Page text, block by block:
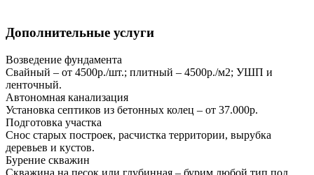
Дополнительные услуги
Возведение фундамента
Свайный – от 4500р./шт.; плитный – 4500р./м2; УШП и
ленточный.
Автономная канализация
Установка септиков из бетонных колец – от 37.000р.
Подготовка участка
Снос старых построек, расчистка территории, вырубка
деревьев и кустов.
Бурение скважин
Скважина на песок или глубинная – бурим любой тип под